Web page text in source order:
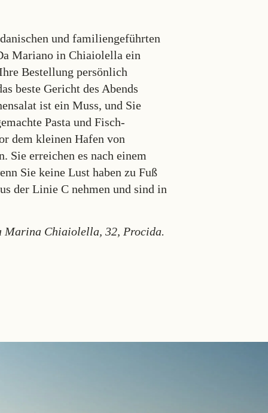
und familiengeführten
Mariano in Chiaiolella ein
Bestellung persönlich
beste Gericht des Abends
ist ein Muss, und Sie
Pasta und Fisch-
dem kleinen Hafen von
Sie erreichen es nach einem
Sie keine Lust haben zu Fuß
der Linie C nehmen und sind in
Marina Chiaiolella, 32, Procida.